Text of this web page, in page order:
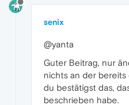
senix
@yanta
Guter Beitrag, nur
nichts an der
du bestätigst das,
beschrieben habe.